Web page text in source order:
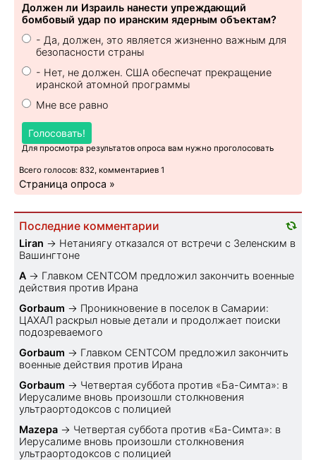
Должен ли Израиль нанести упреждающий
бомбовый удар по иранским ядерным объектам?
- Да, должен, это является жизненно важным для
безопасности страны
- Нет, не должен. США обеспечат прекращение
иранской атомной программы
Мне все равно
Голосовать!
Для просмотра результатов опроса вам нужно проголосовать
Всего голосов: 832, комментариев 1
Страница опроса »
Последние комментарии
Liran → Нетаниягу отказался от встречи с Зеленским в
Вашингтоне
A → Главком CENTCOM предложил закончить военные
действия против Ирана
Gorbaum → Проникновение в поселок в Самарии:
ЦАХАЛ раскрыл новые детали и продолжает поиски
подозреваемого
Gorbaum → Главком CENTCOM предложил закончить
военные действия против Ирана
Gorbaum → Четвертая суббота против «Ба-Симта»: в
Иерусалиме вновь произошли столкновения
ультраортодоксов с полицией
Mazepa → Четвертая суббота против «Ба-Симта»: в
Иерусалиме вновь произошли столкновения
ультраортодоксов с полицией